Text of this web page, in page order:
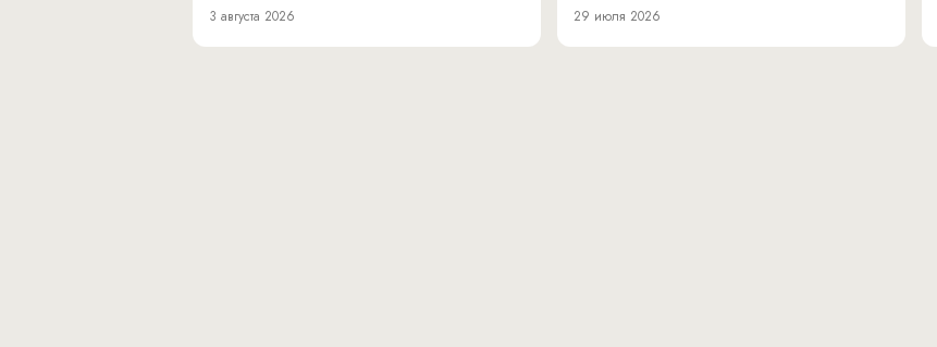
3 августа 2026 29 июля 2026